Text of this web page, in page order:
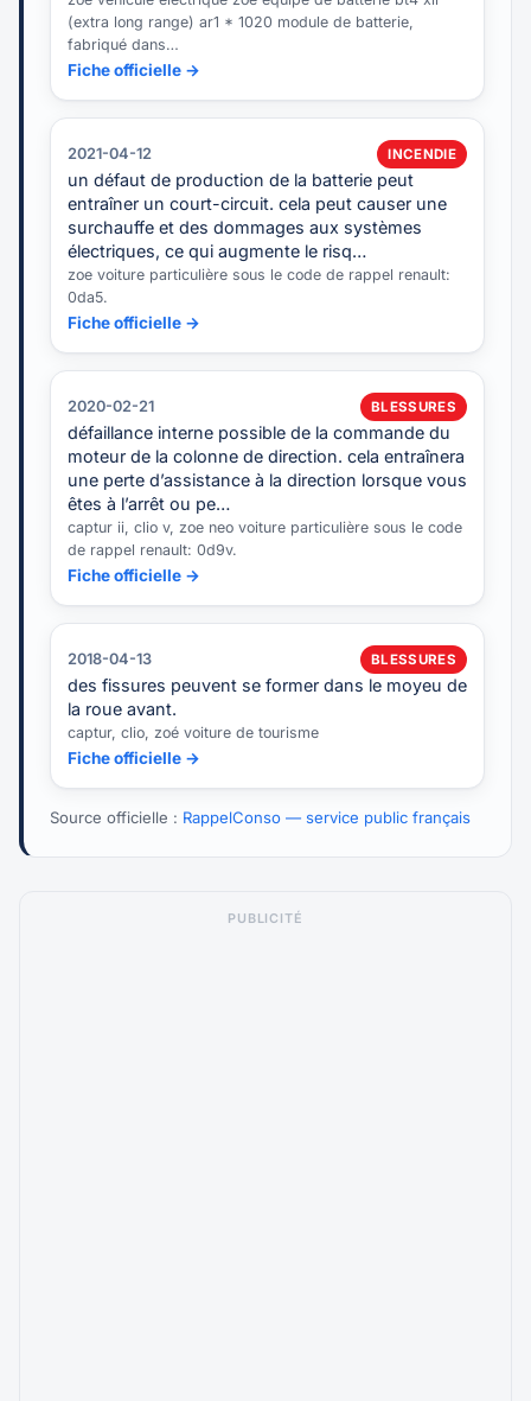
(extra long range) ar1 * 1020 module de batterie,
fabriqué dans…
Fiche officielle →
2021-04-12 INCENDIE
un défaut de production de la batterie peut
entraîner un court-circuit. cela peut causer une
surchauffe et des dommages aux systèmes
électriques, ce qui augmente le risq…
zoe voiture particulière sous le code de rappel renault:
0da5.
Fiche officielle →
2020-02-21 BLESSURES
défaillance interne possible de la commande du
moteur de la colonne de direction. cela entraînera
une perte d’assistance à la direction lorsque vous
êtes à l’arrêt ou pe…
captur ii, clio v, zoe neo voiture particulière sous le code
de rappel renault: 0d9v.
Fiche officielle →
2018-04-13 BLESSURES
des fissures peuvent se former dans le moyeu de
la roue avant.
captur, clio, zoé voiture de tourisme
Fiche officielle →
Source officielle : RappelConso — service public français
PUBLICITÉ